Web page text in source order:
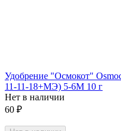
Удобрение "Осмокот"
11-11-18+МЭ) 5-6М 10 г
Нет в наличии
60 ₽